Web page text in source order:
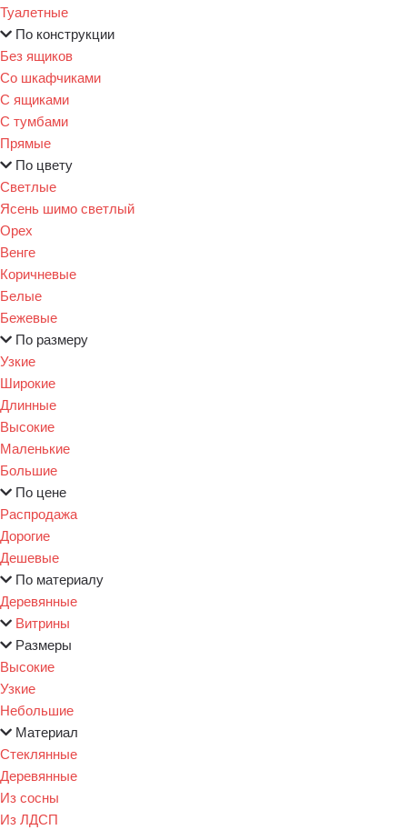
Туалетные
По конструкции
Без ящиков
Со шкафчиками
С ящиками
С тумбами
Прямые
По цвету
Светлые
Ясень шимо светлый
Орех
Венге
Коричневые
Белые
Бежевые
По размеру
Узкие
Широкие
Длинные
Высокие
Маленькие
Большие
По цене
Распродажа
Дорогие
Дешевые
По материалу
Деревянные
Витрины
Размеры
Высокие
Узкие
Небольшие
Материал
Стеклянные
Деревянные
Из сосны
Из ЛДСП